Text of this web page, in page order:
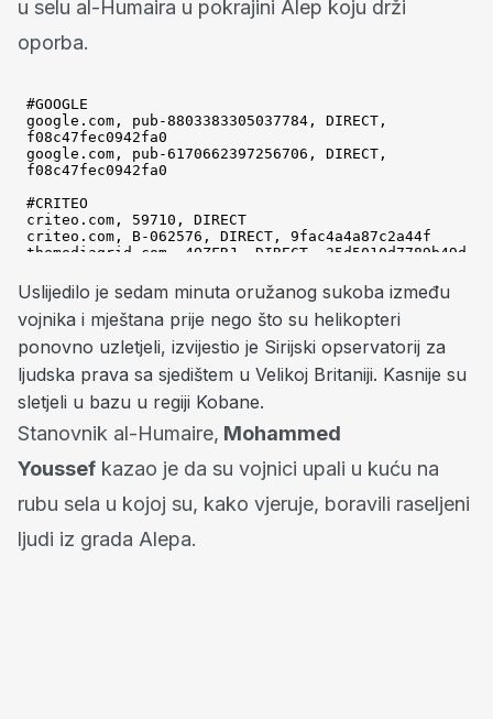
u selu al-Humaira u pokrajini Alep koju drži
oporba.
Uslijedilo je sedam minuta oružanog sukoba između
vojnika i mještana prije nego što su helikopteri
ponovno uzletjeli, izvijestio je Sirijski opservatorij za
ljudska prava sa sjedištem u Velikoj Britaniji. Kasnije su
sletjeli u bazu u regiji Kobane.
Stanovnik al-Humaire, Mohammed
Youssef kazao je da su vojnici upali u kuću na
rubu sela u kojoj su, kako vjeruje, boravili raseljeni
ljudi iz grada Alepa.